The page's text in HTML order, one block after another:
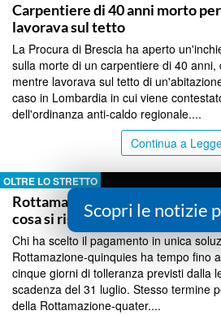
Carpentiere di 40 anni morto
lavorava sul tetto
La Procura di Brescia ha aperto
sulla morte di un carpentiere di 40
mentre lavorava sul tetto di
caso in Lombardia in cui viene
dell'ordinanza anti-caldo regionale....
Continua a
OLTRE LO STRETTO
Rottamazione, c’è tempo fino al
cosa si rischia
Chi ha scelto il pagamento in unica
Rottamazione-quinquies ha tempo fino
cinque giorni di tolleranza previsti dalla
scadenza del 31 luglio. Stesso termine
della Rottamazione-quater....
Scopri le notizie